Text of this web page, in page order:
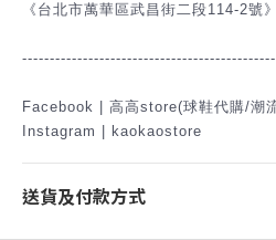
《台北市萬華區武昌街二段114-2號》
----------------------------------------------
Facebook | 高高store(球鞋代購/潮
Instagram | kaokaostore
送貨及付款方式